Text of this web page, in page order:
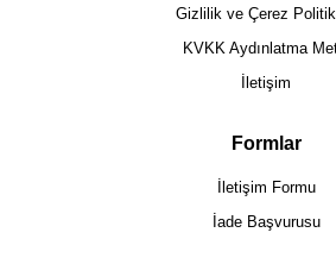
Gizlilik ve Çerez
KVKK Aydınlatma
İletişim
Formlar
İletişim Formu
İade Başvurusu